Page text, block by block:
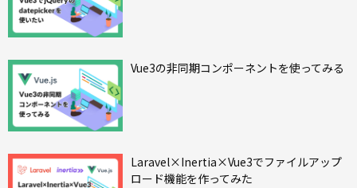
Vue3の非同期コンポーネントを使ってみる
Laravel×Inertia×Vue3でファイルアップ
ロード機能を作ってみた